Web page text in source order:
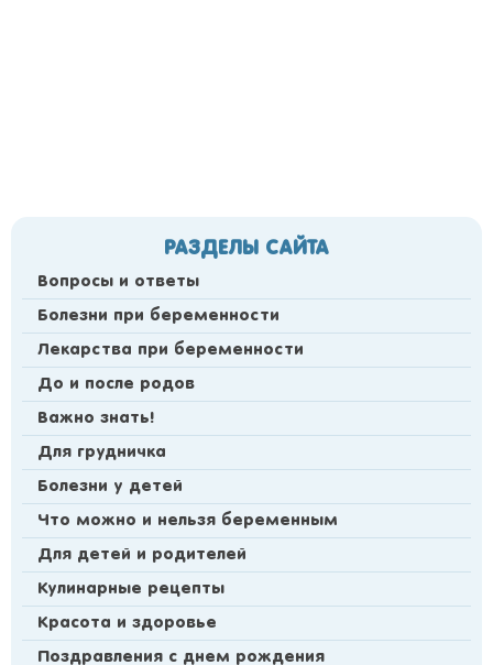
РАЗДЕЛЫ САЙТА
Вопросы и ответы
Болезни при беременности
Лекарства при беременности
До и после родов
Важно знать!
Для грудничка
Болезни у детей
Что можно и нельзя беременным
Для детей и родителей
Кулинарные рецепты
Красота и здоровье
Поздравления с днем рождения